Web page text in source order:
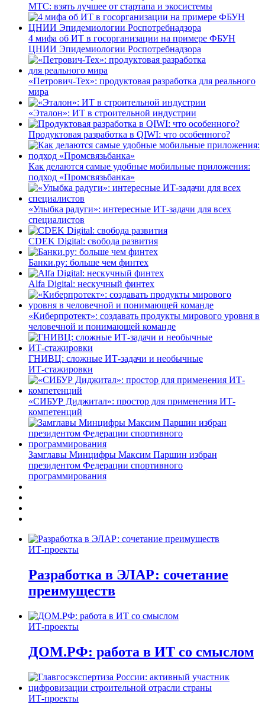
МТС: взять лучшее от стартапа и экосистемы
4 мифа об ИТ в госорганизации на примере ФБУН
ЦНИИ Эпидемиологии Роспотребнадзора
«Петрович-Тех»: продуктовая разработка для реального
мира
«Эталон»: ИТ в строительной индустрии
Продуктовая разработка в QIWI: что особенного?
Как делаются самые удобные мобильные приложения:
подход «Промсвязьбанка»
«Улыбка радуги»: интересные ИТ-задачи для всех
специалистов
CDEK Digital: свобода развития
Банки.ру: больше чем финтех
Alfa Digital: нескучный финтех
«Киберпротект»: создавать продукты мирового уровня в
человечной и понимающей команде
ГНИВЦ: сложные ИТ‑задачи и необычные
ИТ‑стажировки
«СИБУР Диджитал»: простор для применения ИТ-
компетенций
Замглавы Минцифры Максим Паршин избран
президентом Федерации спортивного
программирования
ИТ-проекты
Разработка в ЭЛАР: сочетание
преимуществ
ИТ-проекты
ДОМ.РФ: работа в ИТ со смыслом
ИТ-проекты